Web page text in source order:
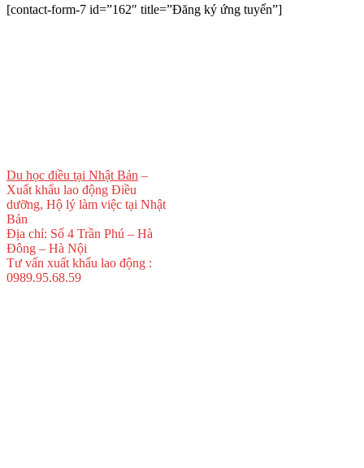
[contact-form-7 id=”162″ title=”Đăng ký ứng tuyển”]
Du học điều tại Nhật Bản –
Xuất khẩu lao động Điều
dưỡng, Hộ lý làm việc tại Nhật
Bản
Địa chỉ: Số 4 Trần Phú – Hà
Đông – Hà Nội
Tư vấn xuất khẩu lao động :
0989.95.68.59